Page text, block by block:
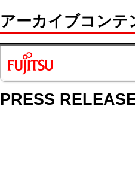
アーカイブコンテ
PRESS